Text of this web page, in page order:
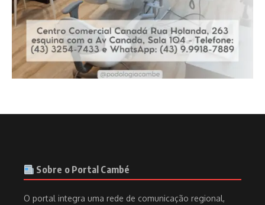
Sobre o Portal Cambé
O portal integra uma rede de comunicação regional,